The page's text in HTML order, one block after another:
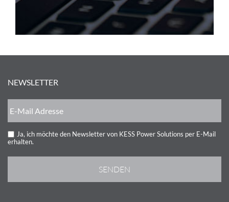
NEWSLETTER
Ja, ich möchte den Newsletter von KESS Power Solutions per E-Mail
erhalten.